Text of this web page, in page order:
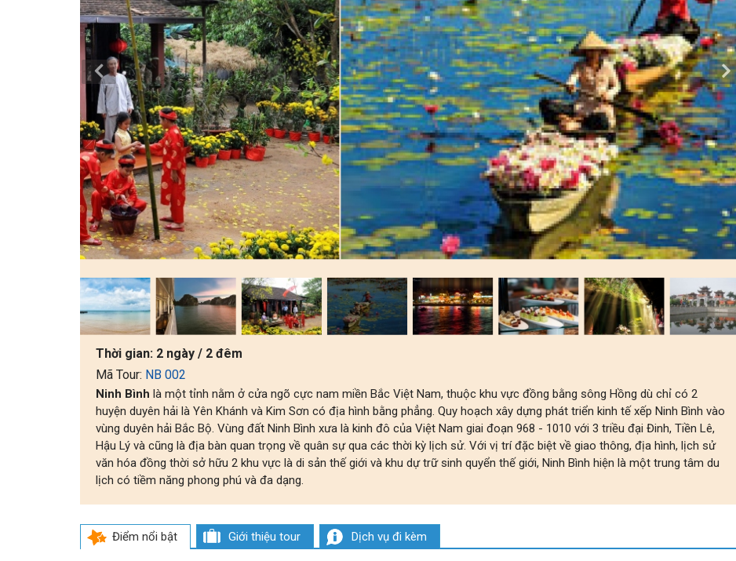
Thời gian: 2 ngày / 2 đêm
Mã Tour: NB 002
Ninh Bình là một tỉnh nằm ở cửa ngõ cực nam miền Bắc Việt Nam, thuộc khu vực đồng bằng sông Hồng dù chỉ có 2
huyện duyên hải là Yên Khánh và Kim Sơn có địa hình bằng phẳng. Quy hoạch xây dựng phát triển kinh tế xếp Ninh Bình vào
vùng duyên hải Bắc Bộ. Vùng đất Ninh Bình xưa là kinh đô của Việt Nam giai đoạn 968 - 1010 với 3 triều đại Đinh, Tiền Lê,
Hậu Lý và cũng là địa bàn quan trọng về quân sự qua các thời kỳ lịch sử. Với vị trí đặc biệt về giao thông, địa hình, lịch sử
văn hóa đồng thời sở hữu 2 khu vực là di sản thế giới và khu dự trữ sinh quyển thế giới, Ninh Bình hiện là một trung tâm du
lịch có tiềm năng phong phú và đa dạng.
Điểm nổi bật Giới thiệu tour Dịch vụ đi kèm